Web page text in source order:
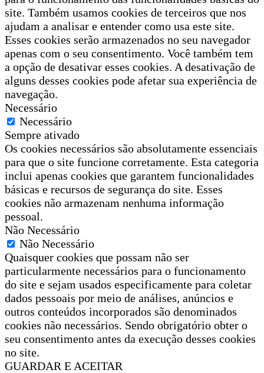
site. Também usamos cookies de terceiros que nos
ajudam a analisar e entender como usa este site.
Esses cookies serão armazenados no seu navegador
apenas com o seu consentimento. Você também tem
a opção de desativar esses cookies. A desativação de
alguns desses cookies pode afetar sua experiência de
navegação.
Necessário
Necessário
Sempre ativado
Os cookies necessários são absolutamente essenciais
para que o site funcione corretamente. Esta categoria
inclui apenas cookies que garantem funcionalidades
básicas e recursos de segurança do site. Esses
cookies não armazenam nenhuma informação
pessoal.
Não Necessário
Não Necessário
Quaisquer cookies que possam não ser
particularmente necessários para o funcionamento
do site e sejam usados especificamente para coletar
dados pessoais por meio de análises, anúncios e
outros conteúdos incorporados são denominados
cookies não necessários. Sendo obrigatório obter o
seu consentimento antes da execução desses cookies
no site.
GUARDAR E ACEITAR